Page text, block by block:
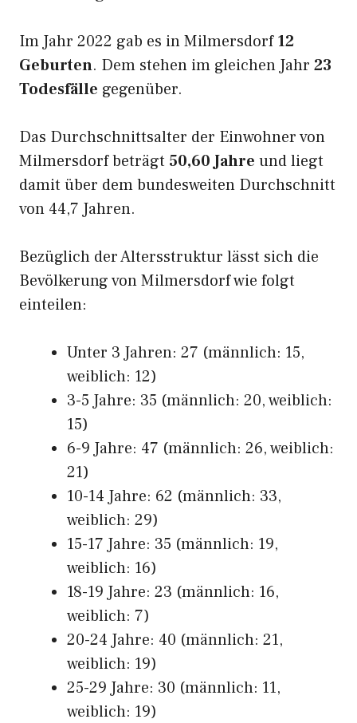
Im Jahr 2022 gab es in Milmersdorf12
Geburten. Dem stehen im gleichen Jahr 23
Todesfälle gegenüber.
Das Durchschnittsalter der Einwohner von
Milmersdorf beträgt 50,60 Jahre und liegt
damit über dem bundesweiten Durchschnitt
von 44,7 Jahren.
Bezüglich der Altersstruktur lässt sich die
Bevölkerung von Milmersdorf wie folgt
einteilen:
Unter 3 Jahren: 27 (männlich: 15,
weiblich: 12)
3-5 Jahre: 35 (männlich: 20, weiblich:
15)
6-9 Jahre: 47 (männlich: 26, weiblich:
21)
10-14 Jahre: 62 (männlich: 33,
weiblich: 29)
15-17 Jahre: 35 (männlich: 19,
weiblich: 16)
18-19 Jahre: 23 (männlich: 16,
weiblich: 7)
20-24 Jahre: 40 (männlich: 21,
weiblich: 19)
25-29 Jahre: 30 (männlich: 11,
weiblich: 19)